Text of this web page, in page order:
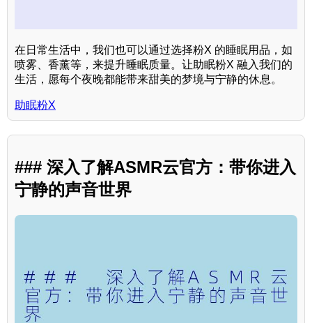
在日常生活中，我们也可以通过选择粉X 的睡眠用品，如
喷雾、香薰等，来提升睡眠质量。让助眠粉X 融入我们的
生活，愿每个夜晚都能带来甜美的梦境与宁静的休息。
助眠粉X
### 深入了解ASMR云官方：带你进入
宁静的声音世界